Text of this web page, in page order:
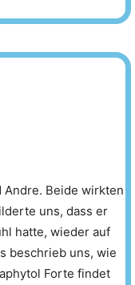
Beide wirkten
uns, dass er
hatte, wieder auf
beschrieb uns, wie
Forte findet